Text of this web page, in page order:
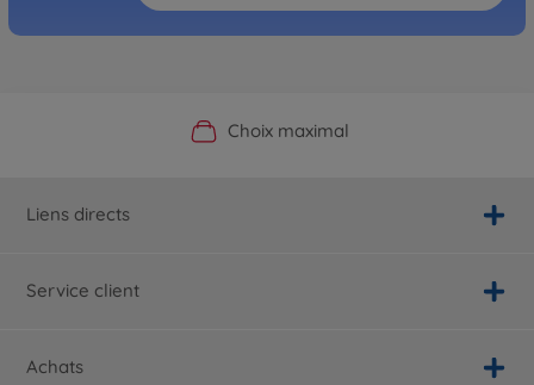
Boutique officielle du fabricant
Choix maximal
Service personnalisé
Livraison rapide
Liens directs
Service client
Achats